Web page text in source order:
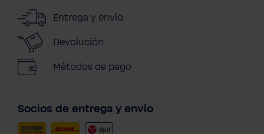
Entrega y envío
Devolución
Métodos de pago
Socios de entrega y envío